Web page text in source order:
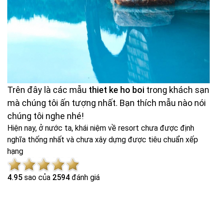
Trên đây là các mẫu thiet ke ho boi trong khách sạn
mà chúng tôi ấn tượng nhất. Bạn thích mẫu nào nói
chúng tôi nghe nhé!
Hiện nay, ở nước ta, khái niệm về resort chưa được định
nghĩa thống nhất và chưa xây dựng được tiêu chuẩn xếp
hạng
4.95 sao của 2594 đánh giá